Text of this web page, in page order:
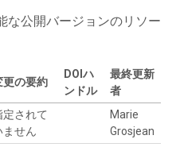
な公開バージョンのリソー
更の要約
DOIハ
ンドル
最終更新
者
定されて
ません
Marie
Grosjean